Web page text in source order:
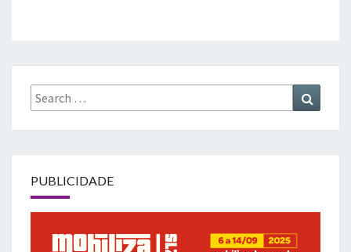
Search
for:
PUBLICIDADE